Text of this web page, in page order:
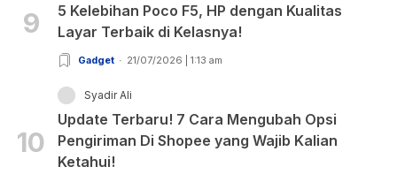
9
5 Kelebihan Poco F5, HP dengan Kualitas
Layar Terbaik di Kelasnya!
Gadget 21/07/2026 | 1:13 am
10
Syadir Ali
Update Terbaru! 7 Cara Mengubah Opsi
Pengiriman Di Shopee yang Wajib Kalian
Ketahui!